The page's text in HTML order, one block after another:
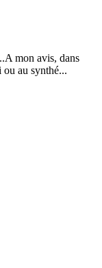
mon avis, dans
au synthé...